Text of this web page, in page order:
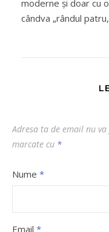
moderne şi doar cu
cândva „rândul
Adresa ta de email nu
marcate cu *
Nume *
Email *